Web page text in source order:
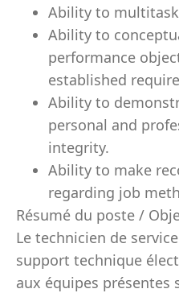
Ability to
Ability to
performance
established
Ability to
personal and
integrity.
Ability to make
regarding job
Résumé du poste /
Le technicien de
support technique
aux équipes présentes